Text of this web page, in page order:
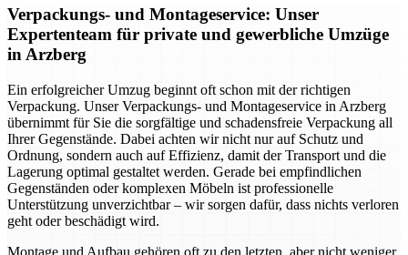
Verpackungs- und Montageservice: Unser
Expertenteam für private und gewerbliche Umzüge
in Arzberg
Ein erfolgreicher Umzug beginnt oft schon mit der richtigen
Verpackung. Unser Verpackungs- und Montageservice in Arzberg
übernimmt für Sie die sorgfältige und schadensfreie Verpackung all
Ihrer Gegenstände. Dabei achten wir nicht nur auf Schutz und
Ordnung, sondern auch auf Effizienz, damit der Transport und die
Lagerung optimal gestaltet werden. Gerade bei empfindlichen
Gegenständen oder komplexen Möbeln ist professionelle
Unterstützung unverzichtbar – wir sorgen dafür, dass nichts verloren
geht oder beschädigt wird.
Montage und Aufbau gehören oft zu den letzten, aber nicht weniger